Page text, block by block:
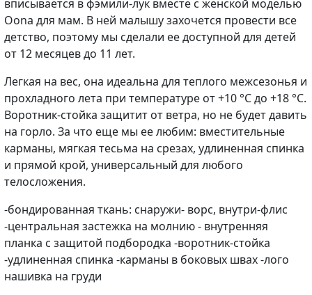
вписывается в фэмили-лук вместе с женской моделью
Oona для мам. В ней малышу захочется провести все
детство, поэтому мы сделали ее доступной для детей
от 12 месяцев до 11 лет.
Легкая на вес, она идеальна для теплого межсезонья и
прохладного лета при температуре от +10 °C до +18 °C.
Воротник-стойка защитит от ветра, но не будет давить
на горло. За что еще мы ее любим: вместительные
карманы, мягкая тесьма на срезах, удлиненная спинка
и прямой крой, универсальный для любого
телосложения.
-бондированная ткань: снаружи- ворс, внутри-флис
-центральная застежка на молнию - внутренняя
планка с защитой подбородка -воротник-стойка
-удлиненная спинка -карманы в боковых швах -лого
нашивка на груди